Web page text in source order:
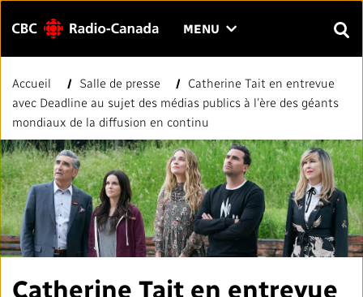
Menu MENU CLIQUER
LE
MENU
Entrer
le
à
rechercher.
Rechercher
PAGE D'ACCUEIL
LIENS RAPIDES
Accueil Salle de presse
Catherine Tait en entrevue
avec Deadline au sujet des médias publics à l’ère des géants
mondiaux de la diffusion en continu
Catherine Tait en entrevue